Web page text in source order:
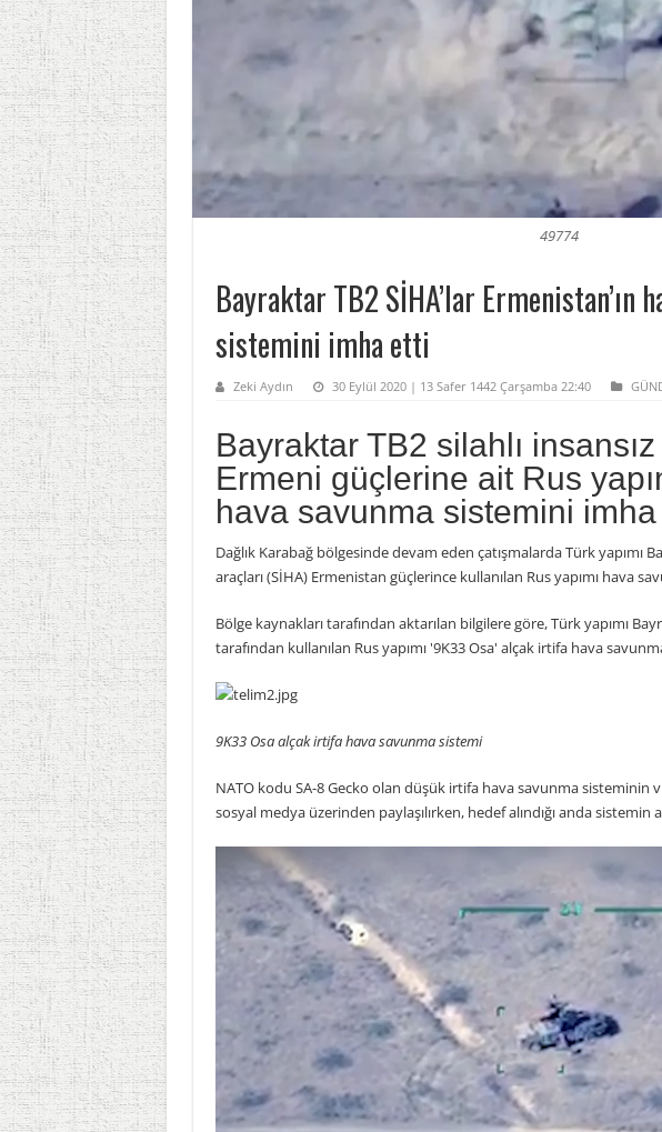
49774
Bayraktar TB2 SİHA’lar Ermenistan’ın
sistemini imha etti
Zeki Aydın 30 Eylül 2020 | 13 Safer 1442 Çarşamba 22:40
Bayraktar TB2 silahlı
Ermeni güçlerine ait Rus
hava savunma sistemini imha
Dağlık Karabağ bölgesinde devam eden çatışmalarda Türk yapımı
araçları (SİHA) Ermenistan güçlerince kullanılan Rus yapımı hava
Bölge kaynakları tarafından aktarılan bilgilere göre, Türk yapımı
tarafından kullanılan Rus yapımı '9K33 Osa' alçak irtifa hava
9K33 Osa alçak irtifa hava savunma sistemi
NATO kodu SA-8 Gecko olan düşük irtifa hava savunma
sosyal medya üzerinden paylaşılırken, hedef alındığı anda